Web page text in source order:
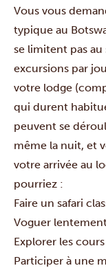
Vous vous
typique au
se limitent pas au
excursions par
votre lodge
qui durent
peuvent se
même la nuit, et
votre arrivée au
pourriez :
Faire un safari
Voguer
Explorer les
Participer à une